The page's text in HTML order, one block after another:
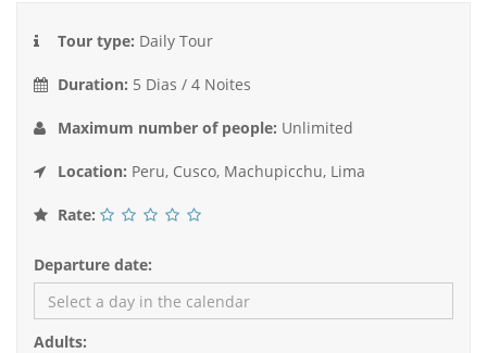
Tour type: Daily Tour
Duration: 5 Dias / 4 Noites
Maximum number of people: Unlimited
Location: Peru, Cusco, Machupicchu, Lima
Rate:
Departure date:
Adults: